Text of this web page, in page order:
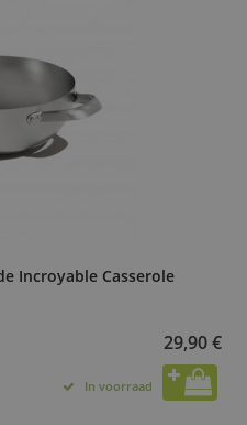
Incroyable Casserole
29,90 €
In voorraad